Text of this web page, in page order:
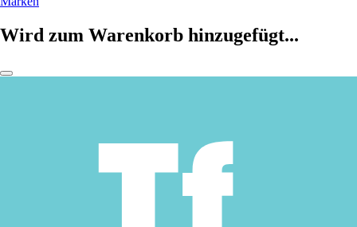
Wird zum Warenkorb hinzugefügt...